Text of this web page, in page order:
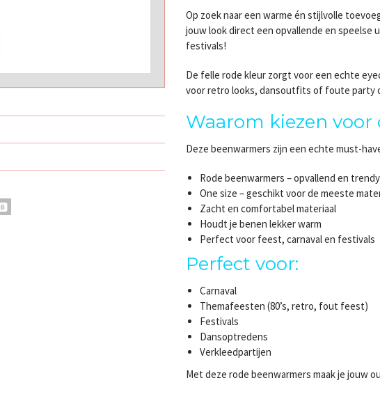
Op zoek naar een warme én stijlvolle
jouw look direct een opvallende en
festivals!
De felle rode kleur zorgt voor een echte
voor retro looks, dansoutfits of foute party
Waarom kiezen voor
Deze beenwarmers zijn een echte must-
Rode beenwarmers – opvallend en trendy
One size – geschikt voor de meeste
Zacht en comfortabel materiaal
Houdt je benen lekker warm
Perfect voor feest, carnaval en festivals
Perfect voor:
Carnaval
Themafeesten (80’s, retro, fout feest)
Festivals
Dansoptredens
Verkleedpartijen
Met deze rode beenwarmers maak je jouw